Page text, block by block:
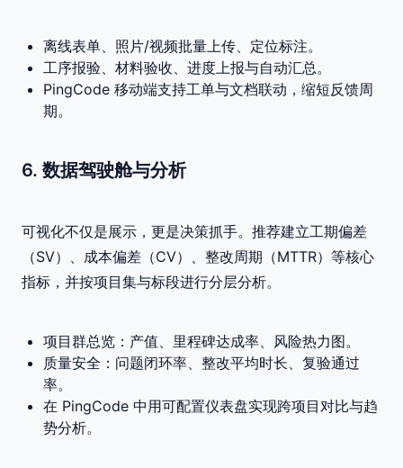
离线表单、照片/视频批量上传、定位标注。
工序报验、材料验收、进度上报与自动汇总。
PingCode 移动端支持工单与文档联动，缩短反馈周
期。
6. 数据驾驶舱与分析
可视化不仅是展示，更是决策抓手。推荐建立工期偏差
（SV）、成本偏差（CV）、整改周期（MTTR）等核心
指标，并按项目集与标段进行分层分析。
项目群总览：产值、里程碑达成率、风险热力图。
质量安全：问题闭环率、整改平均时长、复验通过
率。
在 PingCode 中用可配置仪表盘实现跨项目对比与趋
势分析。